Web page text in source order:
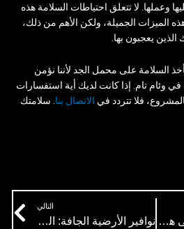
وعملها. لا تتعلق احتياطات السلامة هذه
الميزات الجميلة، ولكن الأهم من ذلك،
يعجبون بها.
السلامة على محمل الجد لأننا نؤمن
وئام تام. إذا كانت لديك أية استفسارات
فلا تتردد في الاتصال بنا . سلامتك
تتولى نافورة موسيقى هيمالايا (HMF) بناء نافورة الموسيقى البنجلاديشية
التالي
نوافير الأرضية الجافة: الميزة التفاعلية التي يجب أن تتوفر في مساحتك الخاصة!